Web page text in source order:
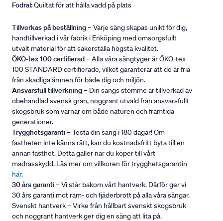
Fodral:Quiltat för att hålla vadd på plats
Tillverkas på beställning– Varje säng skapas unikt för dig,
handtillverkad i vår fabrik i Enköping med omsorgsfullt
utvalt material för att säkerställa högsta kvalitet.
ÖKO-tex 100 certifierad– Alla våra sängtyger är ÖKO-tex
100 STANDARD certifierade, vilket garanterar att de är fria
från skadliga ämnen för både dig och miljön.
Ansvarsfull tillverkning– Din sängs stomme är tillverkad av
obehandlad svensk gran, noggrant utvald från ansvarsfullt
skogsbruk som värnar om både naturen och framtida
generationer.
Trygghetsgaranti– Testa din säng i 180 dagar! Om
fastheten inte känns rätt, kan du kostnadsfritt byta till en
annan fasthet. Detta gäller när du köper till vårt
madrasskydd. Läs mer om villkoren för trygghetsgarantin
här.
30 års garanti– Vi står bakom vårt hantverk. Därför ger vi
30 års garanti mot ram- och fjäderbrott på alla våra sängar.
Svenskt hantverk – Virke från hållbart svenskt skogsbruk
och noggrant hantverk ger dig en säng att lita på.